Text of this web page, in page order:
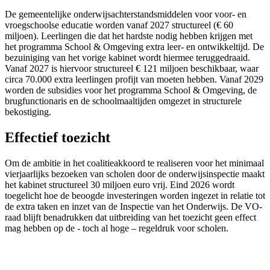
De gemeentelijke onderwijsachterstandsmiddelen voor voor- en
vroegschoolse educatie worden vanaf 2027 structureel (€ 60
miljoen). Leerlingen die dat het hardste nodig hebben krijgen met
het programma School & Omgeving extra leer- en ontwikkeltijd. De
bezuiniging van het vorige kabinet wordt hiermee teruggedraaid.
Vanaf 2027 is hiervoor structureel € 121 miljoen beschikbaar, waar
circa 70.000 extra leerlingen profijt van moeten hebben. Vanaf 2029
worden de subsidies voor het programma School & Omgeving, de
brugfunctionaris en de schoolmaaltijden omgezet in structurele
bekostiging.
Effectief toezicht
Om de ambitie in het coalitieakkoord te realiseren voor het minimaal
vierjaarlijks bezoeken van scholen door de onderwijsinspectie maakt
het kabinet structureel 30 miljoen euro vrij. Eind 2026 wordt
toegelicht hoe de beoogde investeringen worden ingezet in relatie tot
de extra taken en inzet van de Inspectie van het Onderwijs. De VO-
raad blijft benadrukken dat uitbreiding van het toezicht geen effect
mag hebben op de - toch al hoge – regeldruk voor scholen.